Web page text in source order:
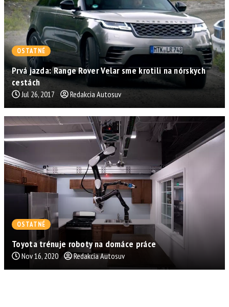
OSTATNÉ
Prvá jazda: Range Rover Velar sme krotili na nórskych
cestách
Jul 26, 2017 Redakcia Autosuv
OSTATNÉ
Toyota trénuje roboty na domáce práce
Nov 16, 2020 Redakcia Autosuv